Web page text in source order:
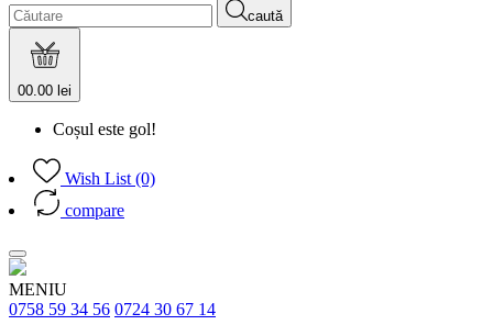
caută
00.00 lei
Coșul este gol!
Wish List (0)
compare
MENIU
0758 59 34 56 0724 30 67 14